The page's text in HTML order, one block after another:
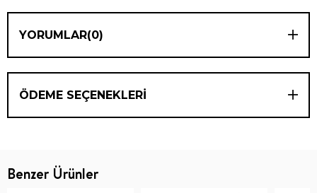
YORUMLAR(0)
ÖDEME SEÇENEKLERI
Benzer Ürünler